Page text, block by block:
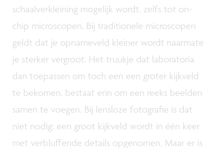
schaalverkleining mogelijk wordt, zelfs tot on-
chip microscopen. Bij traditionele microscopen
geldt dat je opnameveld kleiner wordt naarmate
je sterker vergroot. Het truukje dat laboratoria
dan toepassen om toch een een groter kijkveld
te bekomen, bestaat erin om een reeks beelden
samen te voegen. Bij lensloze fotografie is dat
niet nodig: een groot kijkveld wordt in één keer
met verbluffende details opgenomen. Maar er is